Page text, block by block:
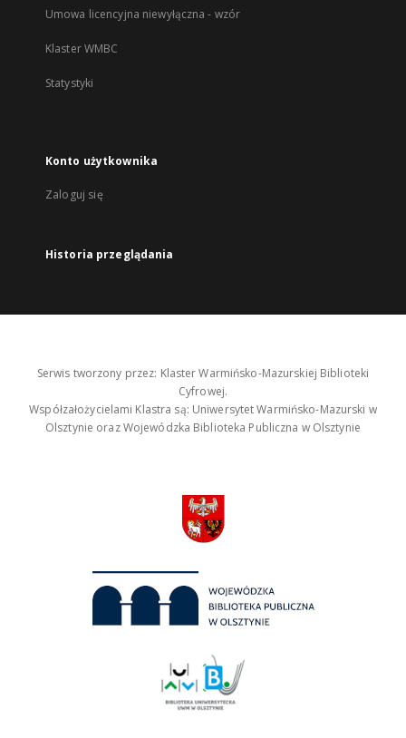
Umowa licencyjna niewyłączna - wzór
Klaster WMBC
Statystyki
Konto użytkownika
Zaloguj się
Historia przeglądania
Serwis tworzony przez: Klaster Warmińsko-Mazurskiej Biblioteki
Cyfrowej.
Współzałożycielami Klastra są: Uniwersytet Warmińsko-Mazurski w
Olsztynie oraz Wojewódzka Biblioteka Publiczna w Olsztynie